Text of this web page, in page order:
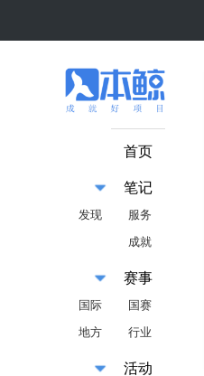
首页
笔记
发现
服务
成就
赛事
国际
国赛
地方
行业
活动